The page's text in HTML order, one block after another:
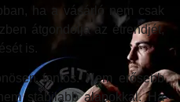
ha a vásárló nem csak
átgondolja az étrendjét,
is.
fontos. Nem erősebb
stabilabb alapokkal. Ha